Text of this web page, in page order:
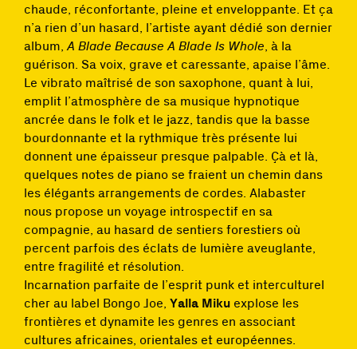
chaude, réconfortante, pleine et enveloppante. Et ça
n’a rien d’un hasard, l’artiste ayant dédié son dernier
album, A Blade Because A Blade Is Whole , à la
guérison. Sa voix, grave et caressante, apaise l’âme.
Le vibrato maîtrisé de son saxophone, quant à lui,
emplit l’atmosphère de sa musique hypnotique
ancrée dans le folk et le jazz, tandis que la basse
bourdonnante et la rythmique très présente lui
donnent une épaisseur presque palpable. Çà et là,
quelques notes de piano se fraient un chemin dans
les élégants arrangements de cordes. Alabaster
nous propose un voyage introspectif en sa
compagnie, au hasard de sentiers forestiers où
percent parfois des éclats de lumière aveuglante,
entre fragilité et résolution.
Incarnation parfaite de l’esprit punk et interculturel
cher au label Bongo Joe, Yalla Miku explose les
frontières et dynamite les genres en associant
cultures africaines, orientales et européennes.